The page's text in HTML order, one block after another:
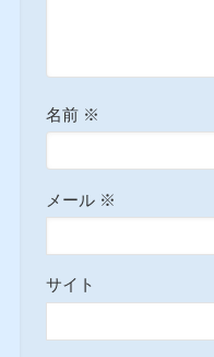
名前 ※
メール ※
サイト